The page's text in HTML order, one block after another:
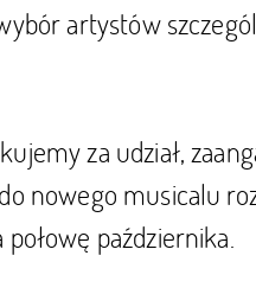
artystów
za udział,
nowego musicalu
października.